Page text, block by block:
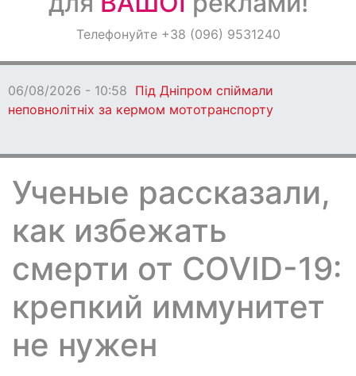
ОголошенняТелефонуйте +38 (096) 9531240
06/08/2026 - 10:58 Під Дніпром спіймали
неповнолітніх за кермом мототранспорту
Ученые рассказали,
как избежать
смерти от COVID-19:
крепкий иммунитет
не нужен